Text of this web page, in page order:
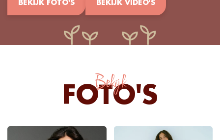
BEKIJK FOTO'S BEKIJK VIDEO'S
Bekijk
FOTO'S